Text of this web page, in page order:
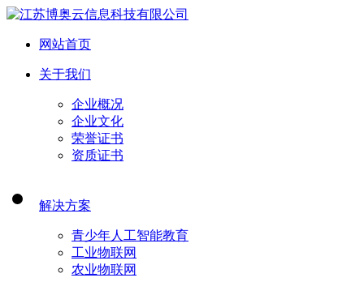
网站首页
关于我们
企业概况
企业文化
荣誉证书
资质证书
解决方案
青少年人工智能教育
工业物联网
农业物联网